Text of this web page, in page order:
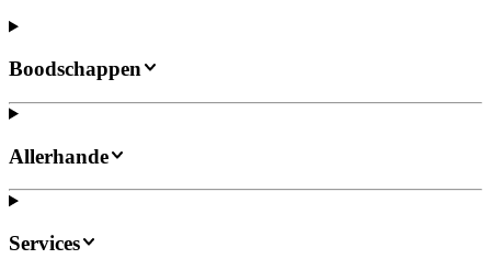
Boodschappen
Allerhande
Services